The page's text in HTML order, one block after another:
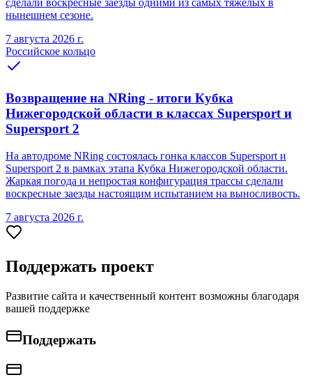
сделали воскресные заезды одними из самых тяжёлых в
нынешнем сезоне.
7 августа 2026 г.
Российское кольцо
Возвращение на NRing - итоги Кубка
Нижегородской области в классах Supersport и
Supersport 2
На автодроме NRing состоялась гонка классов Supersport и
Supersport 2 в рамках этапа Кубка Нижегородской области.
Жаркая погода и непростая конфигурация трассы сделали
воскресные заезды настоящим испытанием на выносливость.
7 августа 2026 г.
Поддержать проект
Развитие сайта и качественный контент возможны благодаря
вашей поддержке
Поддержать